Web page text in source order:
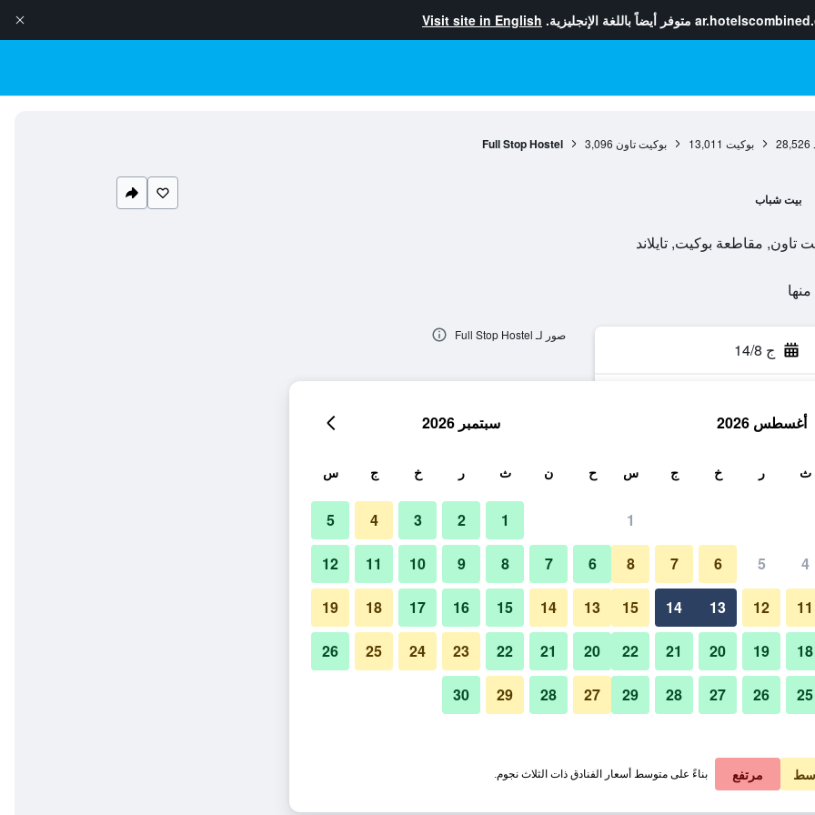
متوفر أيضاً باللغة الإنجليزية. Visit site in English
28,526 بوكيت 13,011 بوكيت تاون 3,096
Full Stop Hostel
بيت شباب
ج 14/8
عرض الأسعار
عرض الأسعار
صور لـ Full Stop Hostel
أغسطس 2026
ث ر خ ج س
1
4
5
6
7
8
11
12
13
14
15
18
19
20
21
22
25
26
27
28
29
سبتمبر 2026
ح ن ث ر خ ج س
1
2
3
4
5
6
7
8
9
10
11
12
13
14
15
16
17
18
19
20
21
22
23
24
25
26
27
28
29
30
مرتفع بناءً على متوسط أسعار الفنادق ذات الثلاث نجوم.